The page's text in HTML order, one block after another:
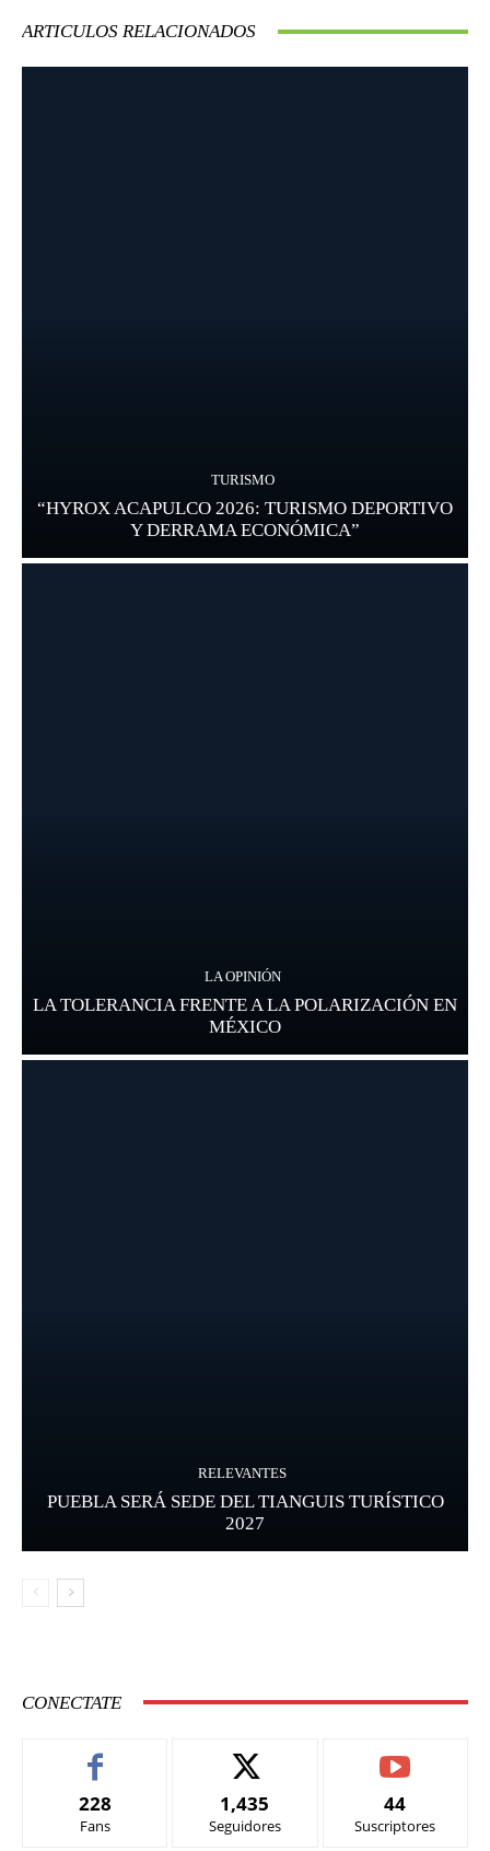
ARTICULOS RELACIONADOS
TURISMO
“HYROX ACAPULCO 2026: TURISMO DEPORTIVO
Y DERRAMA ECONÓMICA”
LA OPINIÓN
LA TOLERANCIA FRENTE A LA POLARIZACIÓN EN
MÉXICO
RELEVANTES
PUEBLA SERÁ SEDE DEL TIANGUIS TURÍSTICO
2027
CONECTATE
228
Fans
1,435
Seguidores
44
Suscriptores